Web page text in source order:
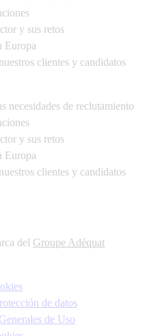
y sus retos
Europa
clientes y candidatos
necesidades de reclutamiento
y sus retos
Europa
clientes y candidatos
del Groupe Adéquat
de datos
de Uso